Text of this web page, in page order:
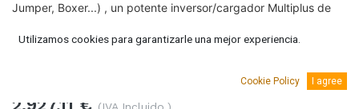
Jumper, Boxer...) , un potente inversor/cargador Multiplus de
función de booster.
Todos nuestros kits llevan todo lo necesario para su montaje.
2.927,11 €
Utilizamos cookies para garantizarle una mejor experiencia.
Cookie Policy I agree